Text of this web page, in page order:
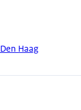
Den Haag